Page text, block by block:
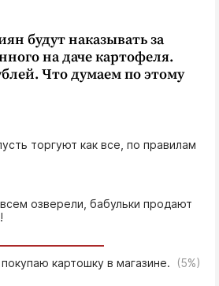
года
будут наказывать за
на даче картофеля.
Что думаем по этому
торгуют как все, по правилам
озверели, бабульки продают
картошку в магазине. (5%)